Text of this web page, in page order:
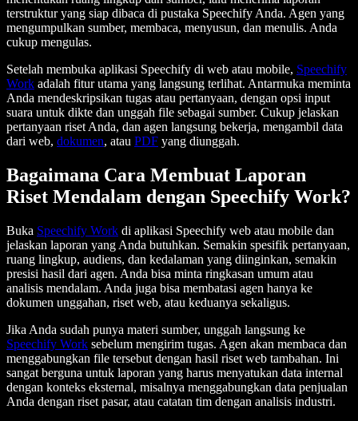
terstruktur yang siap dibaca di pustaka Speechify Anda. Agen yang
mengumpulkan sumber, membaca, menyusun, dan menulis. Anda
cukup mengulas.
Setelah membuka aplikasi Speechify di web atau mobile, Speechify
Work adalah fitur utama yang langsung terlihat. Antarmuka meminta
Anda mendeskripsikan tugas atau pertanyaan, dengan opsi input
suara untuk dikte dan unggah file sebagai sumber. Cukup jelaskan
pertanyaan riset Anda, dan agen langsung bekerja, mengambil data
dari web, dokumen, atau PDF yang diunggah.
Bagaimana Cara Membuat Laporan
Riset Mendalam dengan Speechify Work?
Buka Speechify Work di aplikasi Speechify web atau mobile dan
jelaskan laporan yang Anda butuhkan. Semakin spesifik pertanyaan,
ruang lingkup, audiens, dan kedalaman yang diinginkan, semakin
presisi hasil dari agen. Anda bisa minta ringkasan umum atau
analisis mendalam. Anda juga bisa membatasi agen hanya ke
dokumen unggahan, riset web, atau keduanya sekaligus.
Jika Anda sudah punya materi sumber, unggah langsung ke
Speechify Work sebelum mengirim tugas. Agen akan membaca dan
menggabungkan file tersebut dengan hasil riset web tambahan. Ini
sangat berguna untuk laporan yang harus menyatukan data internal
dengan konteks eksternal, misalnya menggabungkan data penjualan
Anda dengan riset pasar, atau catatan tim dengan analisis industri.